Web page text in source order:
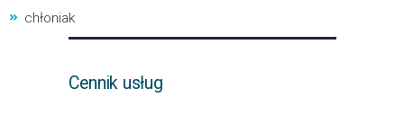
chłoniak
Cennik usług